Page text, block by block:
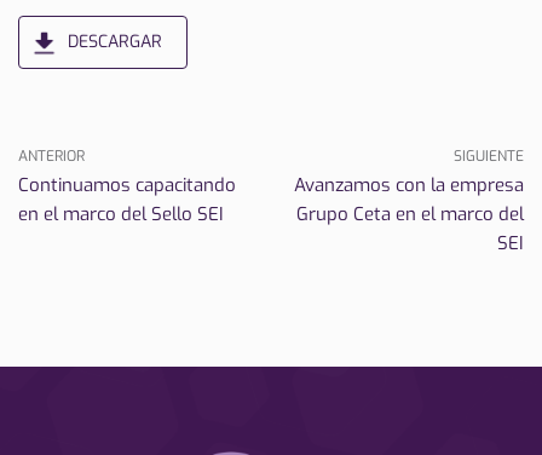
DESCARGAR
ANTERIOR
Continuamos capacitando
en el marco del Sello SEI
SIGUIENTE
Avanzamos con la empresa
Grupo Ceta en el marco del
SEI